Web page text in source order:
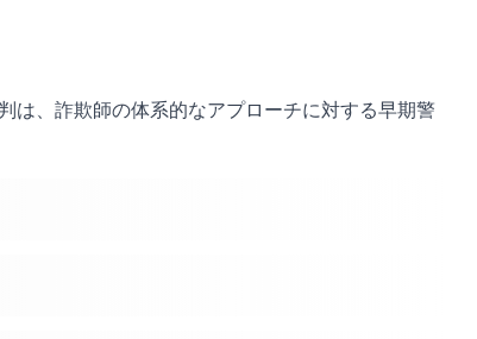
は、詐欺師の体系的なアプローチに対する早期警